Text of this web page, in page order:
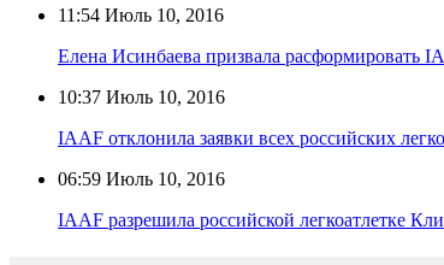
11:54 Июль 10, 2016
Елена Исинбаева призвала расформировать
10:37 Июль 10, 2016
IAAF отклонила заявки всех российских
06:59 Июль 10, 2016
IAAF разрешила российской легкоатлетке